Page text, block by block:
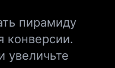
пирамиду
конверсии.
увеличьте